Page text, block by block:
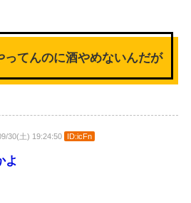
ってんのに酒やめないんだが
30(土) 19:24:50 ID:icFn
よ